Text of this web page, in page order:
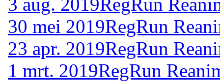
30 mei 2019RegRun
23 apr. 2019RegRun
1 mrt. 2019RegRun